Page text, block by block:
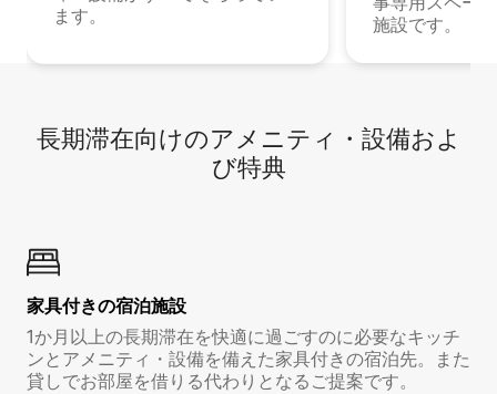
ます。
施設です。
長期滞在向け⁠のア⁠メ⁠ニ⁠テ⁠ィ⁠・設⁠備⁠およ
び特⁠典
家具付き⁠の宿⁠泊⁠施⁠設
1か月以上の長期滞在を快適に過ごすのに必要なキッチ
ンとアメニティ・設備を備えた家具付きの宿泊先。また
貸しでお部屋を借りる代わりとなるご提案です。